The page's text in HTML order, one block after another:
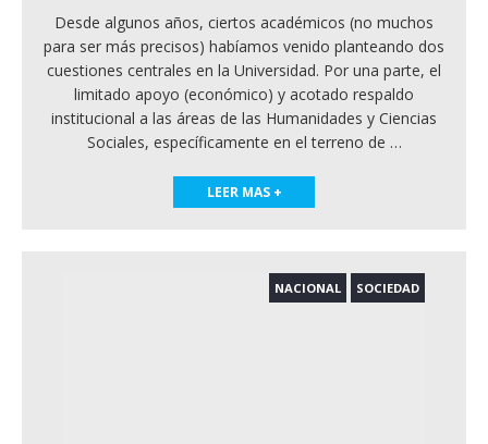
Desde algunos años, ciertos académicos (no muchos
para ser más precisos) habíamos venido planteando dos
cuestiones centrales en la Universidad. Por una parte, el
limitado apoyo (económico) y acotado respaldo
institucional a las áreas de las Humanidades y Ciencias
Sociales, específicamente en el terreno de …
LEER MAS +
NACIONAL SOCIEDAD